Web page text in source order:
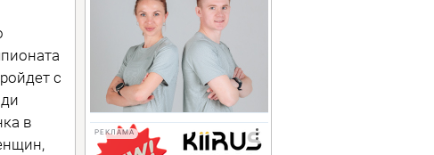
с
в
РЕКЛАМА